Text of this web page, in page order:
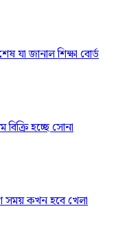
যা জানাল শিক্ষা বোর্ড
হচ্ছে সোনা
সময় কখন হবে খেলা